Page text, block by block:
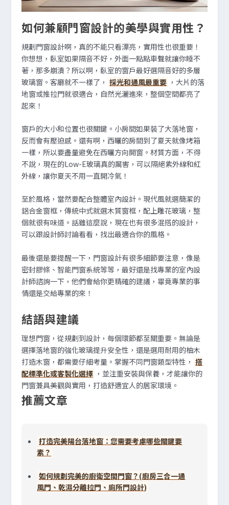
如何兼顧門窗設計的美學與實用性？
規劃門窗設計啊，真的不能只看漂亮，實用性也很重要！
你想想，臥室如果隔音不好，外面一點點車聲就讓你睡不
著，那多崩潰？所以啊，臥室的窗戶最好選隔音好的多層
玻璃窗。客廳就不一樣了， 採光和通風最重要 ，大片的落
地窗或推拉門就很適合，自然光灑進來，整個空間都亮了
起來！
窗戶的大小和位置也很關鍵。小房間如果裝了大落地窗，
反而會有壓迫感。還有啊，西曬的房間到了夏天就像烤箱
一樣，所以要盡量避免在西曬方向開窗。材質方面，不得
不說，現在的Low-E玻璃真的厲害，可以隔絕紫外線和紅
外線，讓你夏天不用一直開冷氣！
至於風格，當然要配合整體室內設計。現代風就選簡潔的
鋁合金窗框，傳統中式就選木質窗框，配上雕花玻璃，整
個就很有味道。話雖這麼說，現在也有很多混搭的設計，
可以跟設計師討論看看，找出最適合你的風格。
最後還是要提醒一下，門窗設計有很多細節要注意，像是
密封膠條、智能門窗系統等等，最好還是找專業的室內設
計師諮詢一下，他們會給你更精確的建議，畢竟專業的事
情還是交給專業的來！
結語與建議
理想門窗，從規劃到設計，每個環節都至關重要。無論是
選擇落地窗的強化玻璃提升安全性，還是選用耐用的柚木
打造木窗，都需要仔細考量。掌握不同門窗類型特性， 搭
配標準化或客製化選擇 ，並注重安裝與保養，才能讓你的
門窗兼具美觀與實用，打造舒適宜人的居家環境。
推薦文章
打造完美陽台落地窗：您需要考慮哪些關鍵要
素？
如何規劃完美的廚衛空間門窗？(廚房三合一通
風門、乾濕分離拉門、廁所門設計)